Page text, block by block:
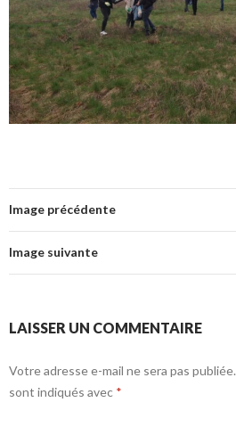
Image précédente
Image suivante
LAISSER UN COMMENTAIRE
Votre adresse e-mail ne sera pas publiée.
sont indiqués avec *